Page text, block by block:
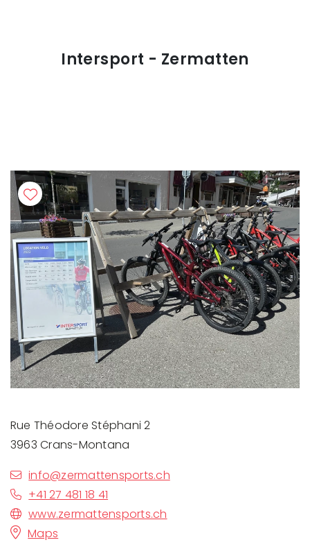
Intersport - Zermatten
Rue Théodore Stéphani 2
3963 Crans-Montana
info@zermattensports.ch
+41 27 481 18 41
www.zermattensports.ch
Maps